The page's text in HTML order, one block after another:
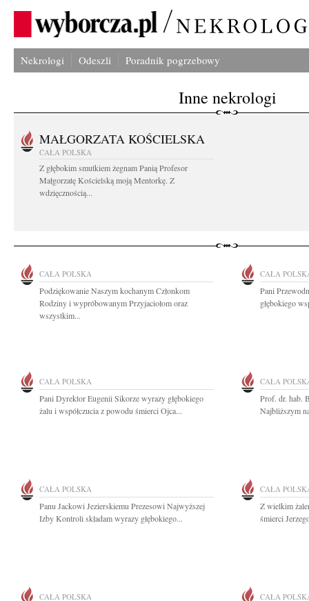
Nekrologi Odeszli Poradnik pogrzebowy
Inne nekrologi
MAŁGORZATA KOŚCIELSKA
CAŁA POLSKA
Z głębokim smutkiem żegnam Panią Profesor
Małgorzatę Kościelską moją Mentorkę. Z
wdzięcznością...
CAŁA POLSKA
Podziękowanie Naszym kochanym Członkom
Rodziny i wypróbowanym Przyjaciołom oraz
wszystkim...
CAŁA
Pani
głębokiego
CAŁA POLSKA
Pani Dyrektor Eugenii Sikorze wyrazy głębokiego
żalu i współczucia z powodu śmierci Ojca...
CAŁA
Prof. dr. hab.
Najbliższym
CAŁA POLSKA
Panu Jackowi Jezierskiemu Prezesowi Najwyższej
Izby Kontroli składam wyrazy głębokiego...
CAŁA
Z wielkim
śmierci
CAŁA POLSKA CAŁA